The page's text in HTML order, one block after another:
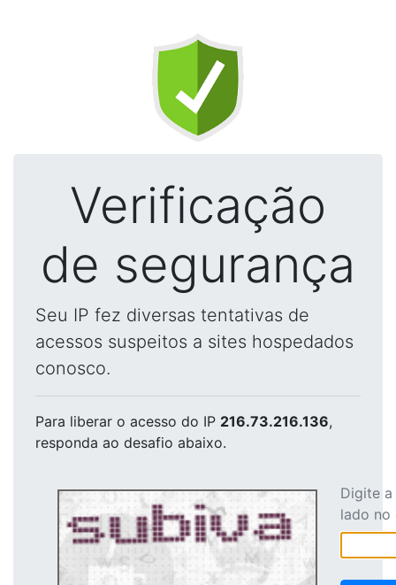
Verificação
de segurança
Seu IP fez diversas tentativas de
acessos suspeitos a sites hospedados
conosco.
Para liberar o acesso do IP 216.73.216.136,
responda ao desafio abaixo.
Digite
lado no